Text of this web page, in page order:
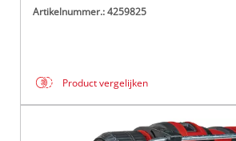
Artikelnummer.: 4259825
Product vergelijken